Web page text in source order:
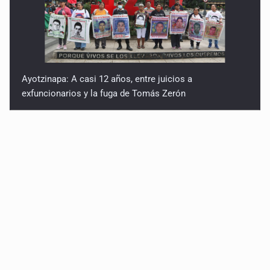
Ayotzinapa: A casi 12 años, entre juicios a
exfuncionarios y la fuga de Tomás Zerón